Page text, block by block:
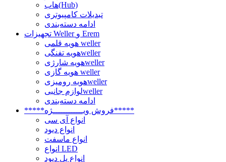
هاب(Hub)
تبدیلات کامپیوتری
ادامه دسته‌بندی
تجهیزات Weller و Erem
هویه قلمی weller
هویه تفنگیweller
هویه شارژیweller
هویه گازی weller
هویه رومیزیweller
لوازم جانبیweller
ادامه دسته‌بندی
*****فروش ویــــــــــــژه*****
انواع آی سی
انواع دیود
انواع ماسفت
انواع LED
انواع پل دیود